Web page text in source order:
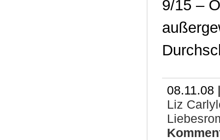
9/15 –
08.11.08
Liz